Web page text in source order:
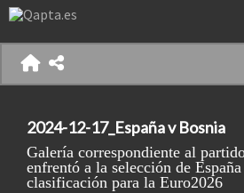
2024-12-17_España v Bosnia
Galería correspondiente al
enfrentó a la selección de
clasificación para la Euro2026